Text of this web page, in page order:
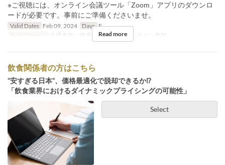
※ご視聴には、オンライン会議ツール「Zoom」アプリのダウンロ
ードが必要です。事前にご準備くださいませ。
Valid Dates Feb 09, 2024 Days F
Seat Category
会場参加（銀座オフィス）, オンライン参加
Read more
飲食関係者の方はこちら
“安すぎる日本”、価格最適化で脱却できるか⁉
「飲食業界におけるダイナミックプライシングの可能性」
Select